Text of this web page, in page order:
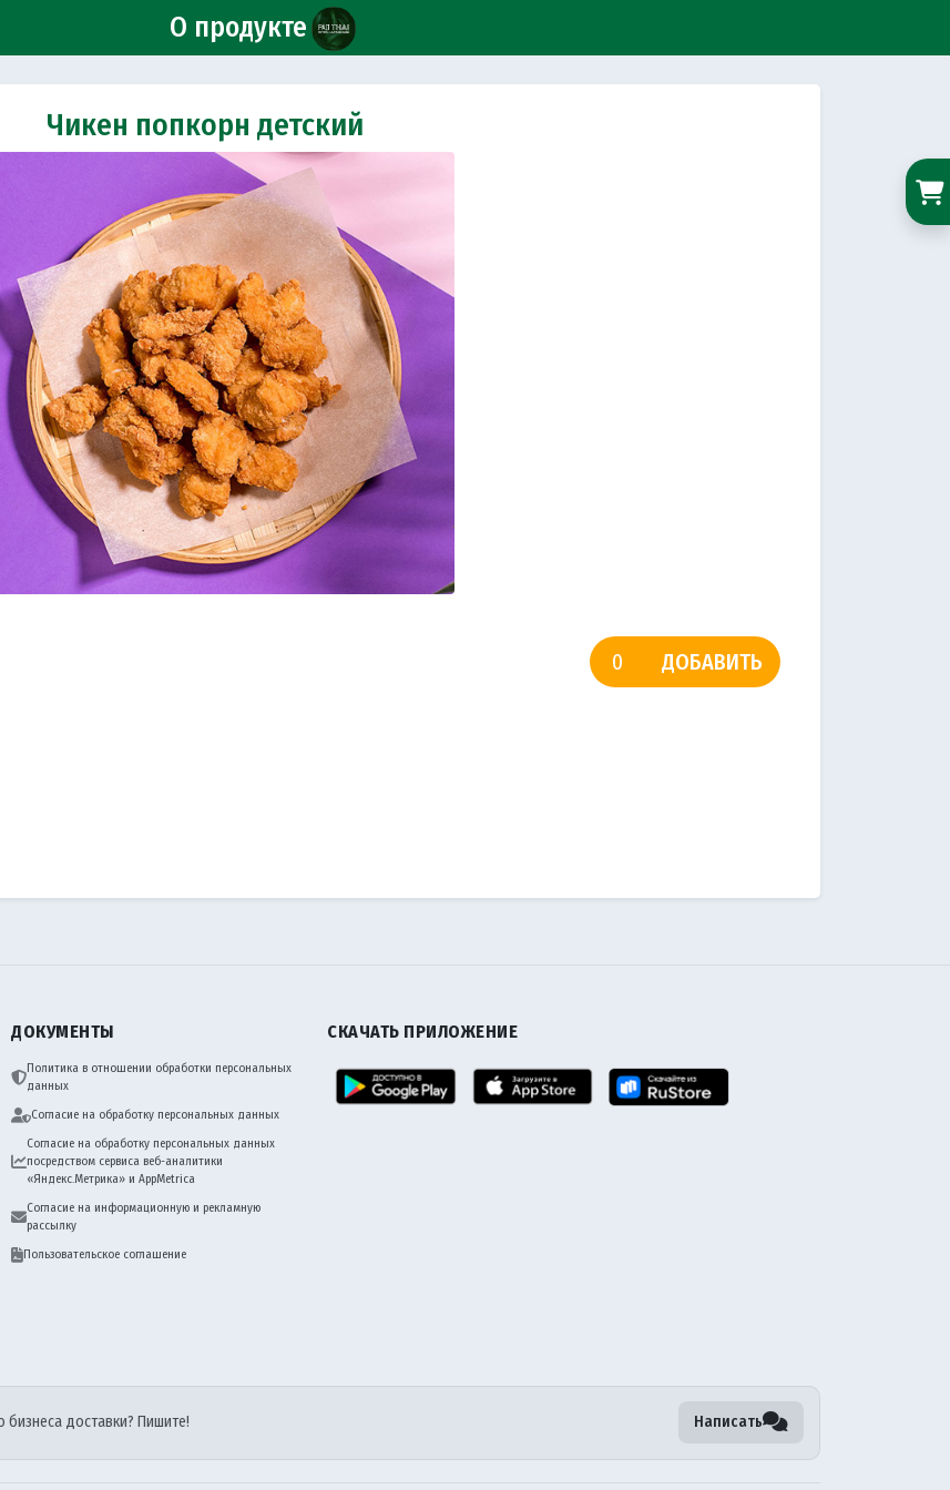
О продукте
Чикен попкорн детский
ДОБАВИТЬ
ДОКУМЕНТЫ
Политика в отношении обработки персональных
данных
Согласие на обработку персональных данных
Согласие на обработку персональных данных
посредством сервиса веб-аналитики
«Яндекс.Метрика» и AppMetrica
Согласие на информационную и рекламную
рассылку
Пользовательское соглашение
СКАЧАТЬ ПРИЛОЖЕНИЕ
доставки? Пишите! Написать